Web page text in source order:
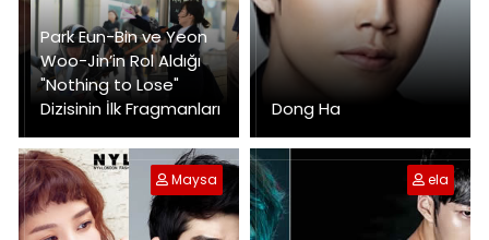
Park Eun-Bin ve Yeon
Woo-Jin’in Rol Aldığı
"Nothing to Lose"
Dizisinin İlk Fragmanları
Dong Ha
Maysa ela